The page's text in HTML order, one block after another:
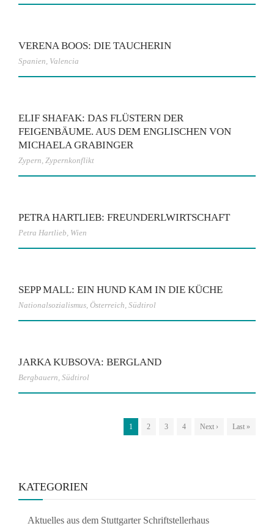
VERENA BOOS: DIE TAUCHERIN
Spanien, Valencia
ELIF SHAFAK: DAS FLÜSTERN DER
FEIGENBÄUME. AUS DEM ENGLISCHEN VON
MICHAELA GRABINGER
Zypern, Zypernkonflikt
PETRA HARTLIEB: FREUNDERLWIRTSCHAFT
Petra Hartlieb, Wien
SEPP MALL: EIN HUND KAM IN DIE KÜCHE
Nationalsozialismus, Österreich, Südtirol
JARKA KUBSOVA: BERGLAND
Bergbauern, Südtirol
1 2 3 4 Next › Last »
KATEGORIEN
Aktuelles aus dem Stuttgarter Schriftstellerhaus